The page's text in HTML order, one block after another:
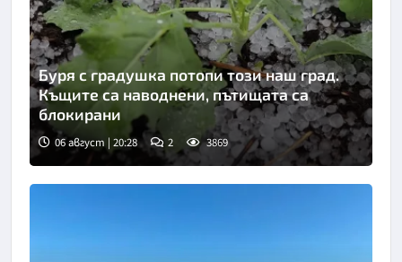
Буря с градушка потопи този наш град.
Къщите са наводнени, пътищата са
блокирани
06 август | 20:28 2 3869